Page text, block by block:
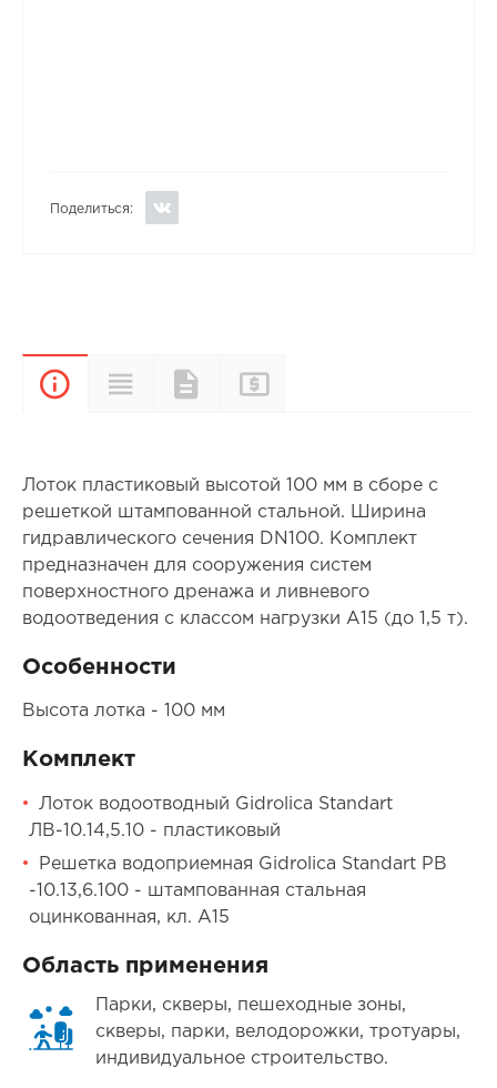
Поделиться:
ОписаниеХарактеристики
Документы
Лоток пластиковый высотой 100 мм в сборе с
решеткой штампованной стальной. Ширина
гидравлического сечения DN100. Комплект
предназначен для сооружения систем
поверхностного дренажа и ливневого
водоотведения с классом нагрузки А15 (до 1,5 т).
Особенности
Высота лотка - 100 мм
Комплект
Лоток водоотводный Gidrolica Standart
ЛВ-10.14,5.10 - пластиковый
Решетка водоприемная Gidrolica Standart РВ
-10.13,6.100 - штампованная стальная
оцинкованная, кл. А15
Область применения
Парки, скверы, пешеходные зоны,
скверы, парки, велодорожки, тротуары,
индивидуальное строительство.